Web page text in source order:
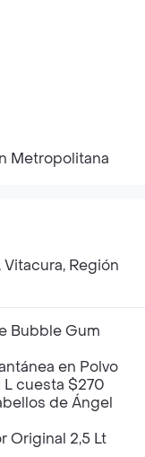
Metropolitana
Vitacura, Región
Bubble Gum
en Polvo
L cuesta $270
de Ángel
Original 2,5 Lt